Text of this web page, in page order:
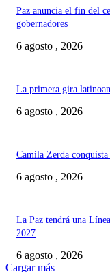
Paz anuncia el fin del
gobernadores
6 agosto , 2026
La primera gira
6 agosto , 2026
Camila Zerda
6 agosto , 2026
La Paz tendrá una
2027
6 agosto , 2026
Cargar más